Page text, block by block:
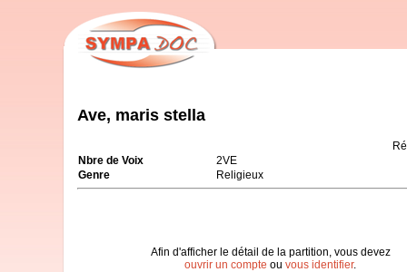
Ave, maris stella
Nbre de Voix
2VE
Genre
Religieux
Afin d'afficher le détail de la partition, vous devez
ouvrir un compte ou vous identifier.